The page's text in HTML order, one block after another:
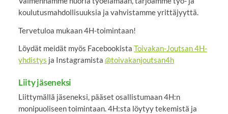
koulutusmahdollisuuksia ja vahvistamme yrittäjyyttä.
Tervetuloa mukaan 4H-toimintaan!
Löydät meidät myös Facebookista Toivakan-Joutsan 4H-
yhdistys ja Instagramista @toivakanjoutsan4h
Liity jäseneksi
Liittymällä jäseneksi, pääset osallistumaan 4H:n
monipuoliseen toimintaan. 4H:sta löytyy tekemistä ja